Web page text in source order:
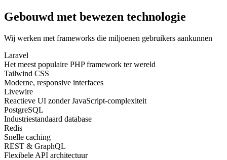
Gebouwd met bewezen technologie
Wij werken met frameworks die miljoenen gebruikers aankunnen
Laravel
Het meest populaire PHP framework ter wereld
Tailwind CSS
Moderne, responsive interfaces
Livewire
Reactieve UI zonder JavaScript-complexiteit
PostgreSQL
Industriestandaard database
Redis
Snelle caching
REST & GraphQL
Flexibele API architectuur